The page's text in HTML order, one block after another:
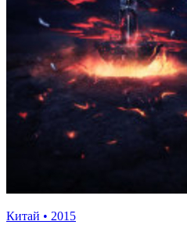
Китай • 2015